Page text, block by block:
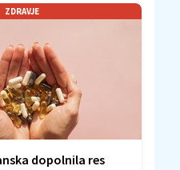
ZDRAVJE
dopolnila res